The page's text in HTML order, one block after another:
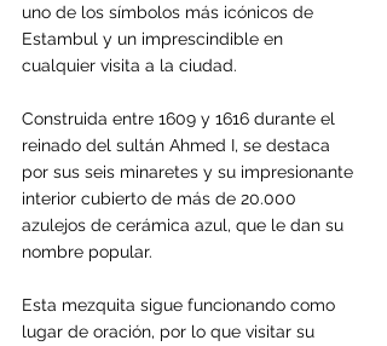
uno de los símbolos más icónicos de
Estambul y un imprescindible en
cualquier visita a la ciudad.
Construida entre 1609 y 1616 durante el
reinado del sultán Ahmed I, se destaca
por sus seis minaretes y su impresionante
interior cubierto de más de 20.000
azulejos de cerámica azul, que le dan su
nombre popular.
Esta mezquita sigue funcionando como
lugar de oración, por lo que visitar su